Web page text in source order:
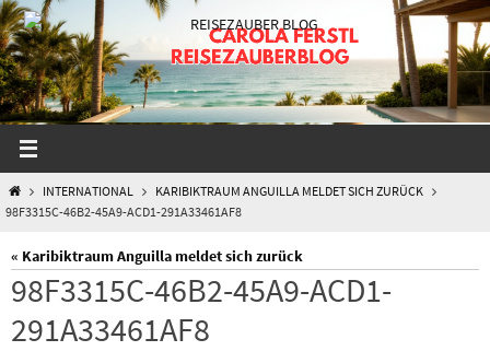
Zum
Inhalt
springen
STARTINTERNATIONAL
KARIBIKTRAUM ANGUILLA MELDET SICH ZURÜCK
98F3315C-46B2-45A9-ACD1-291A33461AF8
« Karibiktraum Anguilla meldet sich zurück
98F3315C-46B2-45A9-ACD1-
291A33461AF8